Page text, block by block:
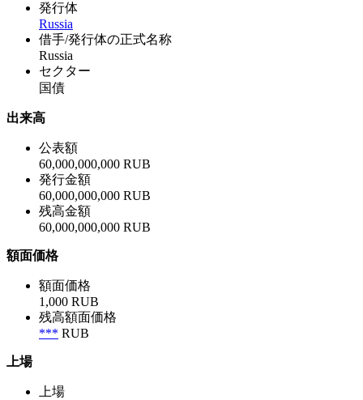
発行体
Russia
借手/発行体の正式名称
Russia
セクター
国債
出来高
公表額
60,000,000,000 RUB
発行金額
60,000,000,000 RUB
残高金額
60,000,000,000 RUB
額面価格
額面価格
1,000 RUB
残高額面価格
*** RUB
上場
上場